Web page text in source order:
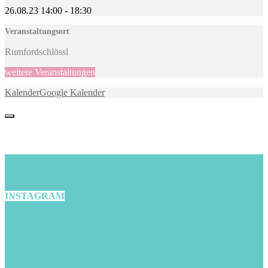
26.08.23 14:00 - 18:30
Veranstaltungsort
Rumfordschlössl
weitere Veranstaltungen
KalenderGoogle Kalender
INSTAGRAM